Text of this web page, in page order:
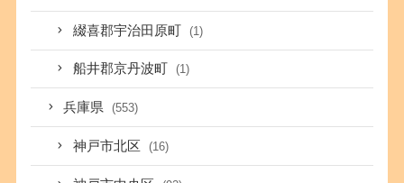
綴喜郡宇治田原町 (1)
船井郡京丹波町 (1)
兵庫県 (553)
神戸市北区 (16)